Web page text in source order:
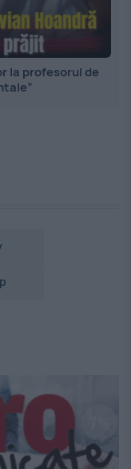
la profesorul de